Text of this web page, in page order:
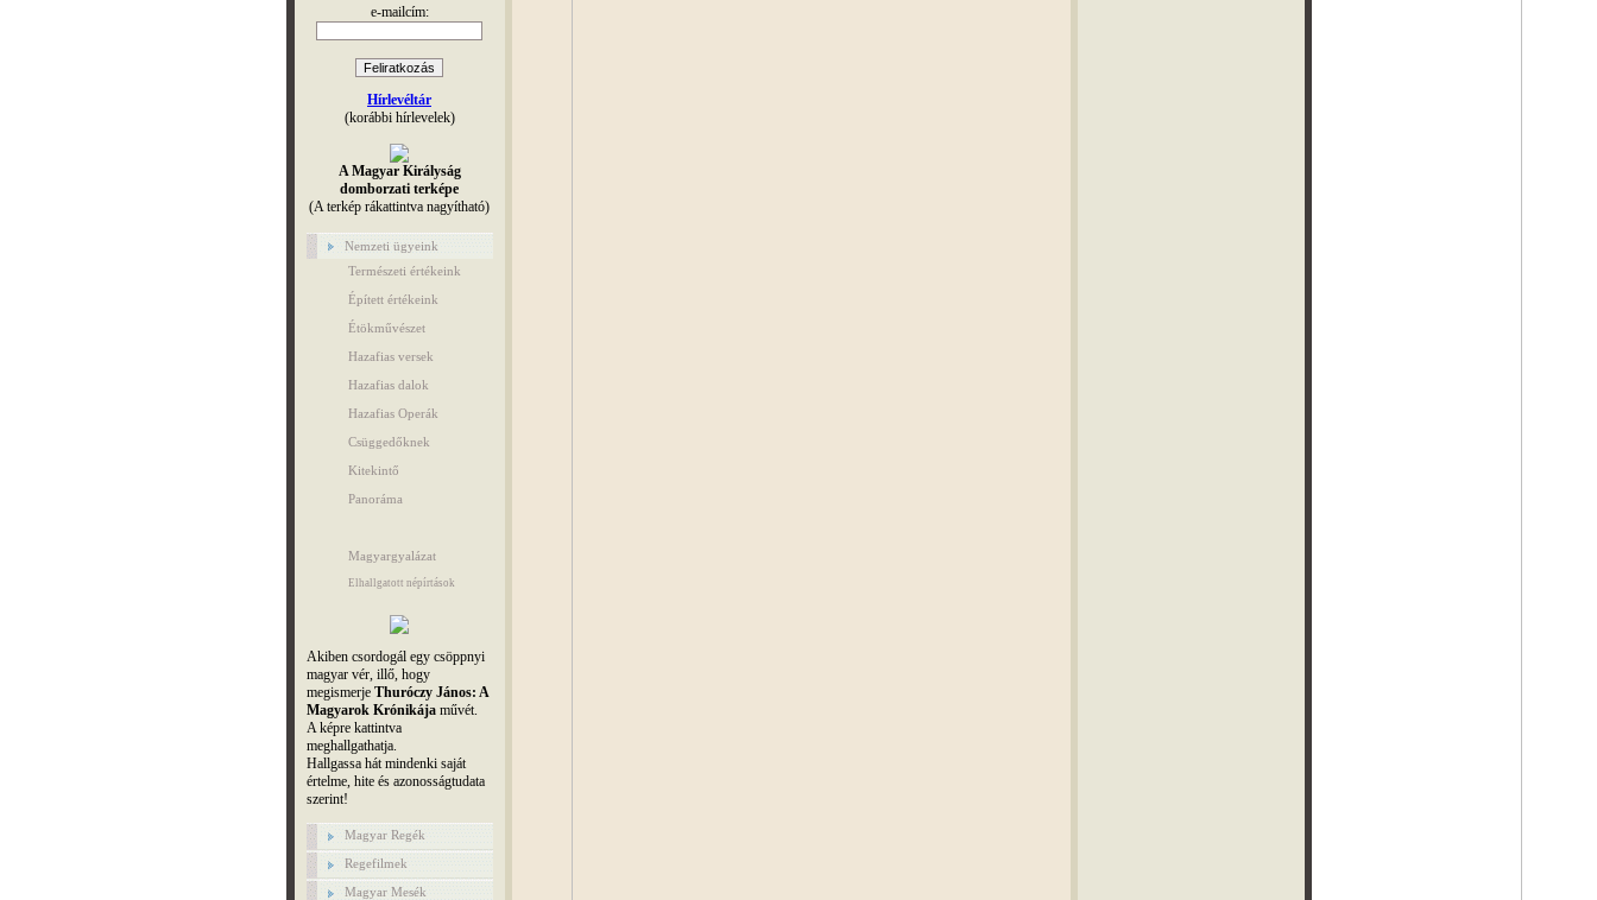
e-mailcím:
Hírlevéltár
(korábbi hírlevelek)
A Magyar Királyság
domborzati terképe
(A terkép rákattintva nagyítható)
Nemzeti ügyeink
Természeti értékeink
Épített értékeink
Étökművészet
Hazafias versek
Hazafias dalok
Hazafias Operák
Csüggedőknek
Kitekintő
Panoráma
Magyargyalázat
Elhallgatott népírtások
Akiben csordogál egy csöppnyi
magyar vér, illő, hogy
megismerje Thuróczy János: A
Magyarok Krónikájaművét.
A képre kattintva
meghallgathatja.
Hallgassa hát mindenki saját
értelme, hite és azonosságtudata
szerint!
Magyar Regék
Regefilmek
Magyar Mesék